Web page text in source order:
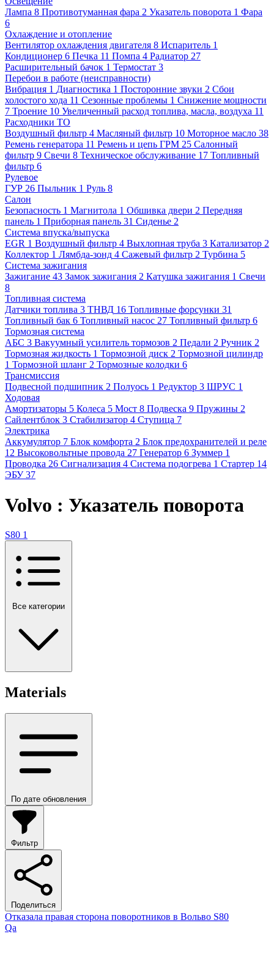
Лампа 8 Противотуманная фара 2 Указатель поворота 1 Фара
6
Охлаждение и отопление
Вентилятор охлаждения двигателя 8 Испаритель 1
Кондиционер 6 Печка 11 Помпа 4 Радиатор 27
Расширительный бачок 1 Термостат 3
Перебои в работе (неисправности)
Вибрация 1 Диагностика 1 Посторонние звуки 2 Сбои
холостого хода 11 Сезонные проблемы 1 Снижение мощности
7 Троение 10 Увеличенный расход топлива, масла, воздуха 11
Расходники ТО
Воздушный фильтр 4 Масляный фильтр 10 Моторное масло 38
Ремень генератора 11 Ремень и цепь ГРМ 25 Салонный
фильтр 9 Свечи 8 Техническое обслуживание 17 Топливный
фильтр 6
Рулевое
ГУР 26 Пыльник 1 Руль 8
Салон
Безопасность 1 Магнитола 1 Обшивка двери 2 Передняя
панель 1 Приборная панель 31 Сиденье 2
Система впуска/выпуска
EGR 1 Воздушный фильтр 4 Выхлопная труба 3 Катализатор 2
Коллектор 1 Лямбда-зонд 4 Сажевый фильтр 2 Турбина 5
Система зажигания
Зажигание 43 Замок зажигания 2 Катушка зажигания 1 Свечи
8
Топливная система
Датчики топлива 3 ТНВД 16 Топливные форсунки 31
Топливный бак 6 Топливный насос 27 Топливный фильтр 6
Тормозная система
АБС 3 Вакуумный усилитель тормозов 2 Педали 2 Ручник 2
Тормозная жидкость 1 Тормозной диск 2 Тормозной цилиндр
1 Тормозной шланг 2 Тормозные колодки 6
Трансмиссия
Подвесной подшипник 2 Полуось 1 Редуктор 3 ШРУС 1
Ходовая
Амортизаторы 5 Колеса 5 Мост 8 Подвеска 9 Пружины 2
Сайлентблок 3 Стабилизатор 4 Ступица 7
Электрика
Аккумулятор 7 Блок комфорта 2 Блок предохранителей и реле
12 Высоковольтные провода 27 Генератор 6 Зуммер 1
Проводка 26 Сигнализация 4 Система подогрева 1 Стартер 14
ЭБУ 37
Volvo : Указатель поворота
S80 1
Все категории
Materials
По дате обновления
Фильтр
Поделиться
Отказала правая сторона поворотников в Вольво S80
Qa